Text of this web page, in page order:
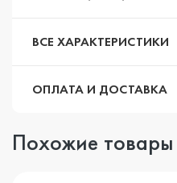
ВСЕ ХАРАКТЕРИСТИКИ
ОПЛАТА И ДОСТАВКА
Похожие товары